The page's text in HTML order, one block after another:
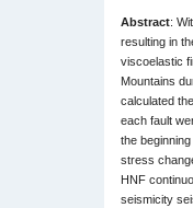
Abstract:
resulting in
viscoelastic
Mountains
calculated
each fault
the
stress
HNF
seismicity